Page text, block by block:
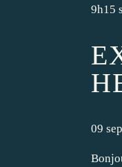
9h15
09